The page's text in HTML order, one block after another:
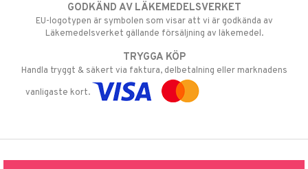
GODKÄND AV LÄKEMEDELSVERKET
EU-logotypen är symbolen som visar att vi är godkända av
Läkemedelsverket gällande försäljning av läkemedel.
TRYGGA KÖP
Handla tryggt & säkert via faktura, delbetalning eller marknadens
vanligaste kort.